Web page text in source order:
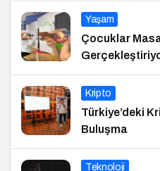
Yaşam
Çocuklar
Kripto
Türkiye’deki
Buluşma
Teknoloji